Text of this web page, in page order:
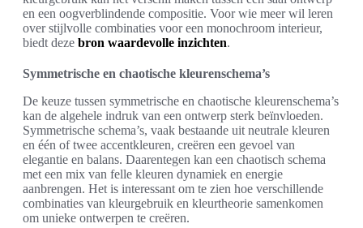
en een oogverblindende compositie. Voor wie meer wil leren
over stijlvolle combinaties voor een monochroom interieur,
biedt deze bron waardevolle inzichten.
Symmetrische en chaotische kleurenschema’s
De keuze tussen symmetrische en chaotische kleurenschema’s
kan de algehele indruk van een ontwerp sterk beïnvloeden.
Symmetrische schema’s, vaak bestaande uit neutrale kleuren
en één of twee accentkleuren, creëren een gevoel van
elegantie en balans. Daarentegen kan een chaotisch schema
met een mix van felle kleuren dynamiek en energie
aanbrengen. Het is interessant om te zien hoe verschillende
combinaties van kleurgebruik en kleurtheorie samenkomen
om unieke ontwerpen te creëren.